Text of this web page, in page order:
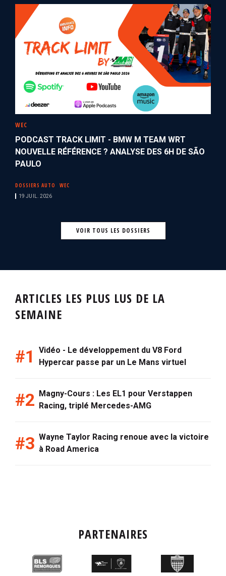
WEC
PODCAST TRACK LIMIT - BMW M TEAM WRT
NOUVELLE RÉFÉRENCE ? ANALYSE DES 6H DE SÃO
PAULO
DOSSIERS AUTO WEC
19 JUIL. 2026
VOIR TOUS LES DOSSIERS
ARTICLES LES PLUS LUS DE LA
SEMAINE
Vidéo - Le développement du V8 Ford
Hypercar passe par un Le Mans virtuel
Magny-Cours : Les EL1 pour Verstappen
Racing, triplé Mercedes-AMG
Wayne Taylor Racing renoue avec la victoire
à Road America
PARTENAIRES